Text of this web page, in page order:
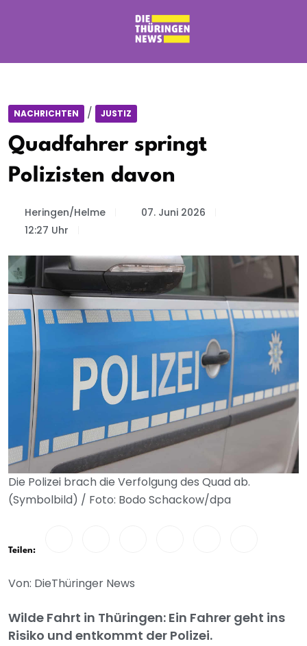
NACHRICHTEN / JUSTIZ
Quadfahrer springt
Polizisten davon
Heringen/Helme
07. Juni 2026
12:27 Uhr
Die Polizei brach die Verfolgung des Quad ab.
(Symbolbild) / Foto: Bodo Schackow/dpa
Teilen:
Von: DieThüringer News
Wilde Fahrt in Thüringen: Ein Fahrer geht ins
Risiko und entkommt der Polizei.